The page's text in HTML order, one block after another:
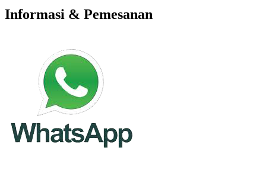
Informasi & Pemesanan